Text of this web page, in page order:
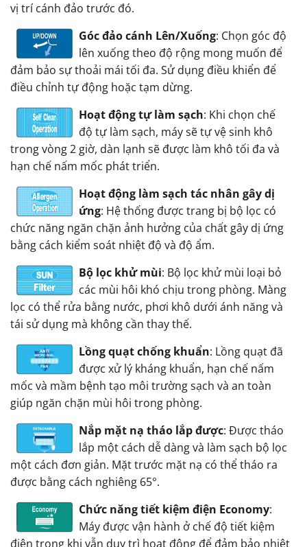
vị trí cánh đảo trước đó.
Góc đảo cánh Lên/Xuống: Chọn góc độ
lên xuống theo độ rộng mong muốn để
đảm bảo sự thoải mái tối đa. Sử dụng điều khiển để
điều chỉnh tự động hoặc tạm dừng.
Hoạt động tự làm sạch: Khi chọn chế
độ tự làm sạch, máy sẽ tự vệ sinh khô
trong vòng 2 giờ, dàn lạnh sẽ được làm khô tối đa và
hạn chế nấm mốc phát triển.
Hoạt động làm sạch tác nhân gây dị
ứng: Hệ thống được trang bị bộ lọc có
chức năng ngăn chặn ảnh hưởng của chất gây dị ứng
bằng cách kiểm soát nhiệt độ và độ ẩm.
Bộ lọc khử mùi: Bộ lọc khử mùi loại bỏ
các mùi hôi khó chịu trong phòng. Màng
lọc có thể rửa bằng nước, phơi khô dưới ánh năng và
tái sử dụng mà không cần thay thế.
Lồng quạt chống khuẩn: Lồng quạt đã
được xử lý kháng khuẩn, hạn chế nấm
mốc và mầm bệnh tạo môi trường sạch và an toàn
giúp ngăn chặn mùi hôi trong phòng.
Nắp mặt nạ tháo lắp được: Được tháo
lắp một cách dễ dàng và làm sạch bộ lọc
một cách đơn giản. Mặt trước mặt nạ có thể tháo ra
được bằng cách nghiêng 65°.
Chức năng tiết kiệm điện Economy:
Máy được vận hành ở chế độ tiết kiệm
điện trong khi vẫn duy trì hoạt động để đảm bảo nhiệt